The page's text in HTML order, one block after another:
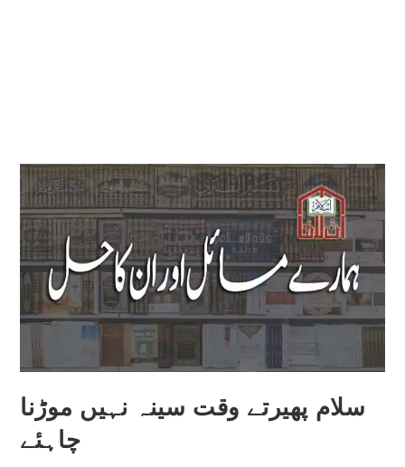
سلام پھیرتے وقت سینہ نہیں موڑنا
چاہئے